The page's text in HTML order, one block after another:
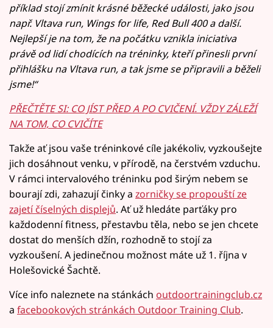
příklad stojí zmínit krásné běžecké události, jako jsou
např. Vltava run, Wings for life, Red Bull 400 a další.
Nejlepší je na tom, že na počátku vznikla iniciativa
právě od lidí chodících na tréninky, kteří přinesli první
přihlášku na Vltava run, a tak jsme se připravili a běželi
jsme!“
PŘEČTĚTE SI: CO JÍST PŘED A PO CVIČENÍ. VŽDY ZÁLEŽÍ
NA TOM, CO CVIČÍTE
Takže ať jsou vaše tréninkové cíle jakékoliv, vyzkoušejte
jich dosáhnout venku, v přírodě, na čerstvém vzduchu.
V rámci intervalového tréninku pod širým nebem se
bourají zdi, zahazují činky a zorničky se propouští ze
zajetí číselných displejů. Ať už hledáte parťáky pro
každodenní fitness, přestavbu těla, nebo se jen chcete
dostat do menších džín, rozhodně to stojí za
vyzkoušení. A jedinečnou možnost máte už 1. října v
Holešovické Šachtě.
Více info naleznete na stánkách outdoortrainingclub.cz
a facebookových stránkách Outdoor Training Club.